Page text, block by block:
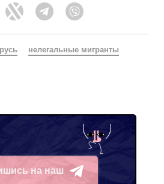
Twitter Telegram
нелегальные мигранты
на наш